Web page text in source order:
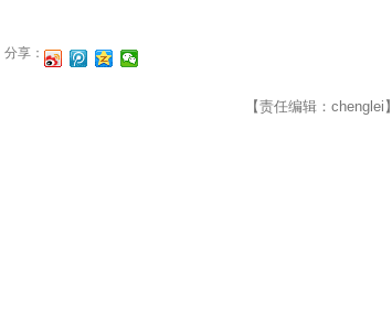
分享：
【责任编辑：chenglei】